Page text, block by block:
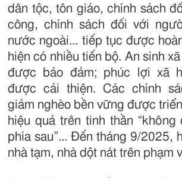
dân tộc, tôn giáo, chính sách
công, chính sách đối với
nước ngoài... tiếp tục được
hiện có nhiều tiến bộ. An sinh
được bảo đảm; phúc lợi xã
được cải thiện. Các chính
giảm nghèo bền vững được
hiệu quả trên tinh thần
phía sau”... Đến tháng 9/2025,
nhà tạm, nhà dột nát trên phạm